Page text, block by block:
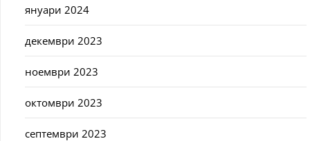
януари 2024
декември 2023
ноември 2023
октомври 2023
септември 2023